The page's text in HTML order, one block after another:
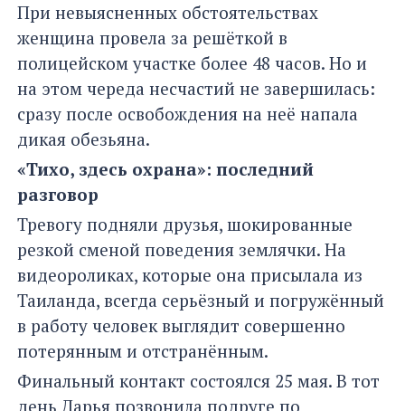
При невыясненных обстоятельствах
женщина провела за решёткой в
полицейском участке более 48 часов. Но и
на этом череда несчастий не завершилась:
сразу после освобождения на неё напала
дикая обезьяна.
«Тихо, здесь охрана»: последний
разговор
Тревогу подняли друзья, шокированные
резкой сменой поведения землячки. На
видеороликах, которые она присылала из
Таиланда, всегда серьёзный и погружённый
в работу человек выглядит совершенно
потерянным и отстранённым.
Финальный контакт состоялся 25 мая. В тот
день Дарья позвонила подруге по